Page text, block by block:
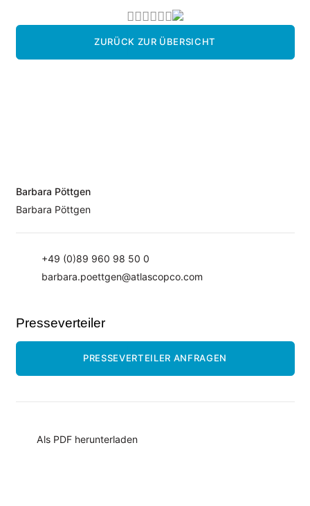
ZURÜCK ZUR ÜBERSICHT
Barbara Pöttgen
Barbara Pöttgen
+49 (0)89 960 98 50 0
barbara.poettgen@atlascopco.com
Presseverteiler
PRESSEVERTEILER ANFRAGEN
Als PDF herunterladen